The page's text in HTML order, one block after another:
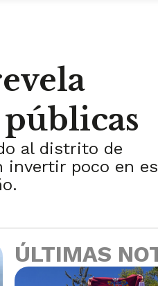
al distrito de
invertir poco en
ÚLTIMAS